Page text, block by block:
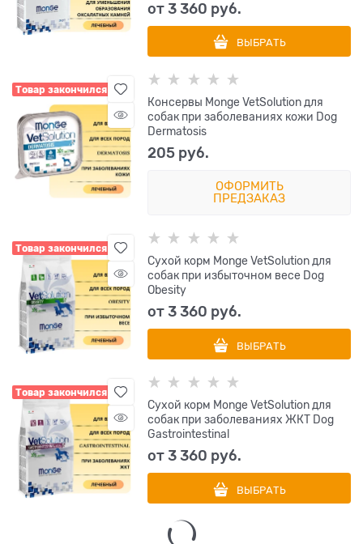
от3 360 руб.
ВЫБРАТЬ
Товар закончился
Консервы Monge VetSolution для
собак при заболеваниях кожи Dog
Dermatosis
205 руб.
ОФОРМИТЬ
ПРЕДЗАКАЗ
Товар закончился
Сухой корм Monge VetSolution для
собак при избыточном весе Dog
Obesity
от3 360 руб.
ВЫБРАТЬ
Товар закончился
Сухой корм Monge VetSolution для
собак при заболеваниях ЖКТ Dog
Gastrointestinal
от3 360 руб.
ВЫБРАТЬ